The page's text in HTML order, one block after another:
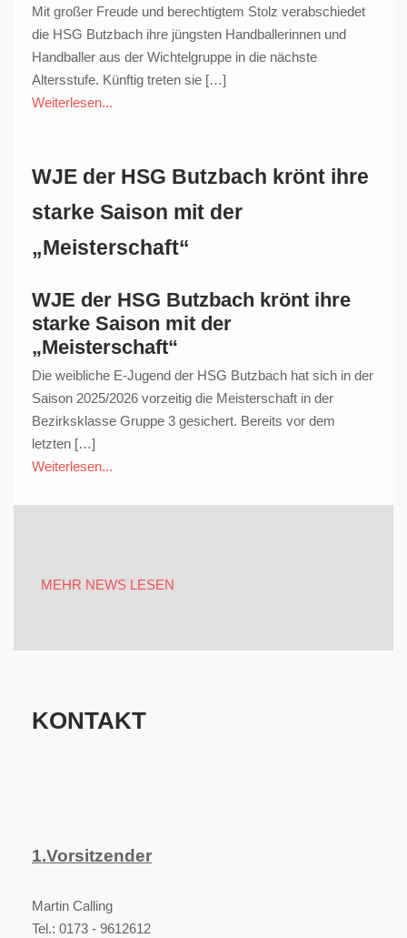
Mit großer Freude und berechtigtem Stolz verabschiedet
die HSG Butzbach ihre jüngsten Handballerinnen und
Handballer aus der Wichtelgruppe in die nächste
Altersstufe. Künftig treten sie […]
Weiterlesen...
WJE der HSG Butzbach krönt ihre
starke Saison mit der
„Meisterschaft“
WJE der HSG Butzbach krönt ihre
starke Saison mit der
„Meisterschaft“
Die weibliche E-Jugend der HSG Butzbach hat sich in der
Saison 2025/2026 vorzeitig die Meisterschaft in der
Bezirksklasse Gruppe 3 gesichert. Bereits vor dem
letzten […]
Weiterlesen...
MEHR NEWS LESEN
KONTAKT
1.Vorsitzender
Martin Calling
Tel.: 0173 - 9612612